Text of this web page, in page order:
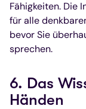
Fähigkeiten. Die
für alle
bevor Sie
sprechen.
6. Das
Händen